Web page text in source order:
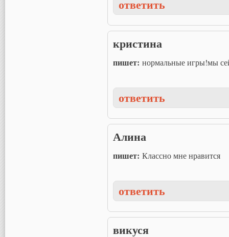
ответить
кристина
пишет: нормальные игры!мы
ответить
Алина
пишет: Классно мне нравится
ответить
викуся